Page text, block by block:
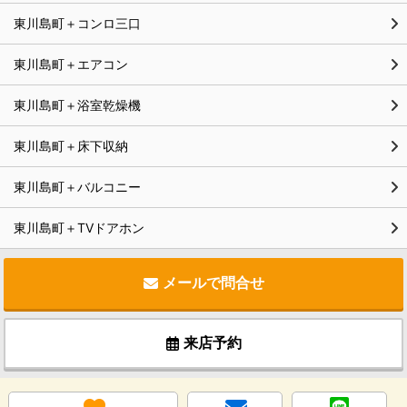
東川島町＋コンロ三口
東川島町＋エアコン
東川島町＋浴室乾燥機
東川島町＋床下収納
東川島町＋バルコニー
東川島町＋TVドアホン
メールで問合せ
来店予約